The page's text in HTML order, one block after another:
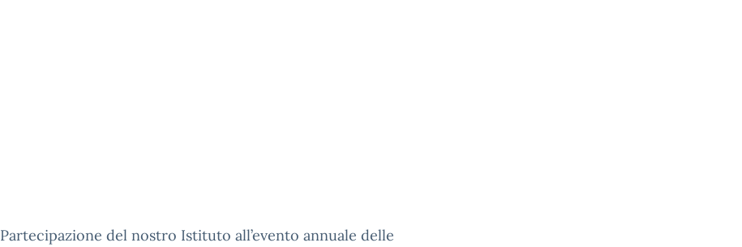
Partecipazione del nostro Istituto all’evento annuale delle